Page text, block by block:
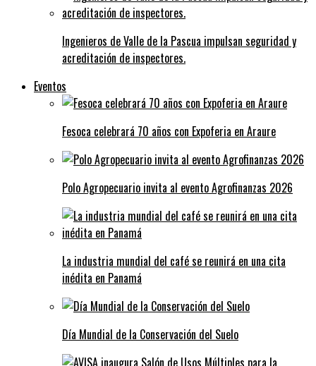
Ingenieros de Valle de la Pascua impulsan seguridad y
acreditación de inspectores.
Eventos
Fesoca celebrará 70 años con Expoferia en Araure
Polo Agropecuario invita al evento Agrofinanzas 2026
La industria mundial del café se reunirá en una cita
inédita en Panamá
Día Mundial de la Conservación del Suelo